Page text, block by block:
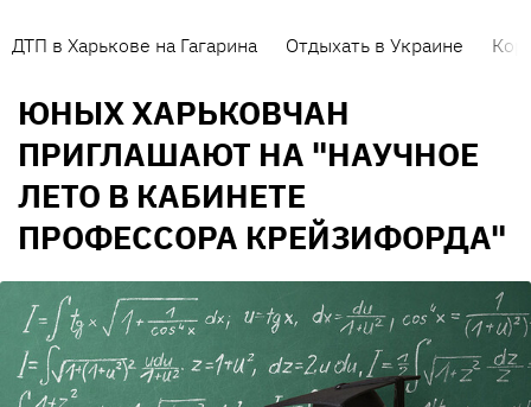
ДТП в Харькове на Гагарина Отдыхать в Украине
ЮНЫХ ХАРЬКОВЧАН
ПРИГЛАШАЮТ НА "НАУЧНОЕ
ЛЕТО В КАБИНЕТЕ
ПРОФЕССОРА КРЕЙЗИФОРДА"